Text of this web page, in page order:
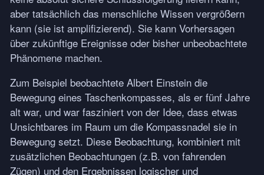
aber tatsächlich das menschliche Wissen vergrößern
kann (sie ist amplifizierend). Sie kann Vorhersagen
über zukünftige Ereignisse oder bisher unbeobachtete
Phänomene machen.
Zum Beispiel beobachtete Albert Einstein die
Bewegung eines Taschenkompasses, als er fünf Jahre
alt war, und war fasziniert von der Idee, dass etwas
Unsichtbares im Raum um die Kompassnadel sie in
Bewegung setzt. Diese Beobachtung, kombiniert mit
zusätzlichen Beobachtungen (z.B. von fahrenden
Zügen) und den Ergebnissen logischer und